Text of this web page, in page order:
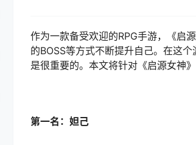
作为一款备受欢迎的RPG手游，《启
的BOSS等方式不断提升自己。在这
是很重要的。本文将针对《启源女神
第一名：妲己